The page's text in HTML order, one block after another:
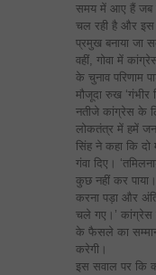
समय में आए हैं जब
चल रही है और इस
प्रमुख बनाया जा
वहीं, गोवा में
के चुनाव परिणाम
मौजूदा रुख ‘गंभीर
नतीजे कांग्रेस के
लोकतंत्र में हमें
सिंह ने कहा कि
गंवा दिए।
कुछ नहीं कर
करना पड़ा और
चले गए।’ कांग्रेस
के फैसले का
करेगी।
इस सवाल पर कि